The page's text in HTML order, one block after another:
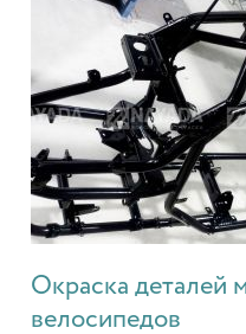
Окраска деталей
велосипедов